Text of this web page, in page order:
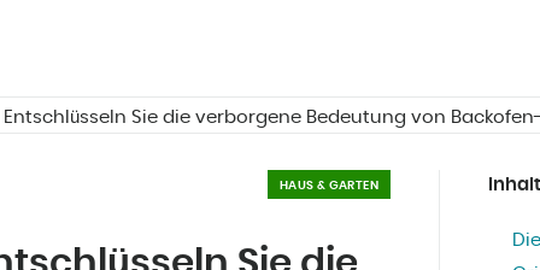
Sie die verborgene Bedeutung von
HAUS & GARTEN